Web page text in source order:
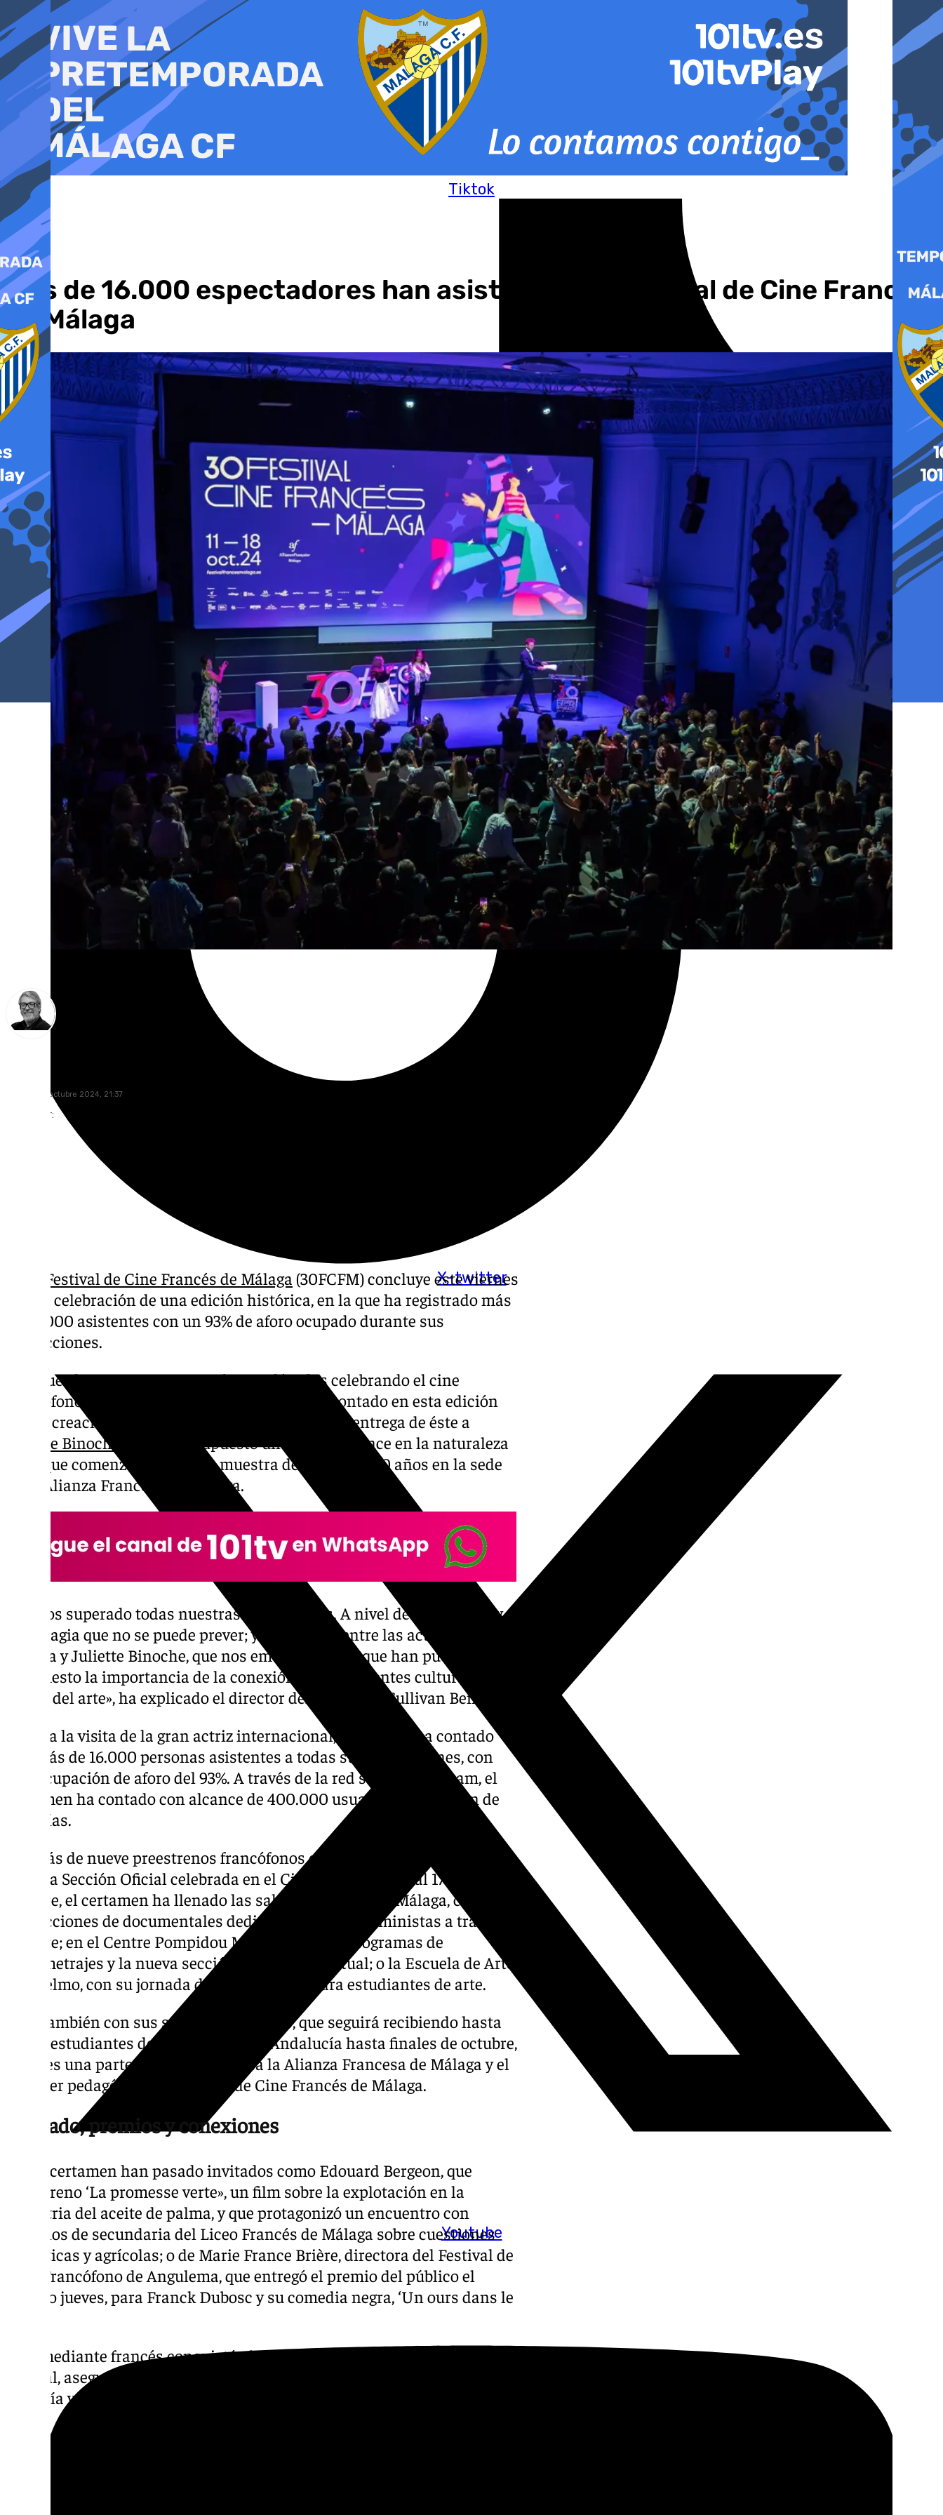
al
contenido
Tiktok
X-twitter
Youtube
Más de 16.000 espectadores han asistido al 30 Festival de Cine Francés
de Málaga
viernes, 18 octubre 2024, 21:37
Compartir:
Festival de Cine Francés de Málaga (30FCFM) concluye este viernes
tras la celebración de una edición histórica, en la que ha registrado más
de 16.000 asistentes con un 93% de aforo ocupado durante sus
proyecciones.
Y es que el certamen que cumple tres décadas celebrando el cine
francófono en la capital de la Costa del Sol ha contado en esta edición
con la creación del primer premio honorífico y la entrega de éste a
Juliette Binoche
, lo que ha supuesto un paso de avance en la naturaleza
de lo que comenzó siendo una muestra de cine hace 30 años en la sede
de la Alianza Francesa de Málaga.
«Hemos superado todas nuestras expectativas. A nivel de logística hay
una magia que no se puede prever; y se ha dado entre las actrices Ángela
Molina y Juliette Binoche, que nos emocionaron, y que han puesto de
manifiesto la importancia de la conexión entre diferentes culturas, a
través del arte», ha explicado el director del certamen, Sullivan Benetier.
Junto a la visita de la gran actriz internacional, el Festival ha contado
con más de 16.000 personas asistentes a todas sus proyecciones, con
una ocupación de aforo del 93%. A través de la red social Instagram, el
certamen ha contado con alcance de 400.000 usuarios en cuestión de
diez días.
Además de nueve preestrenos francófonos exclusivos en España de los
12 en la Sección Oficial celebrada en el Cine Albéniz del 11 al 17 de
octubre, el certamen ha llenado las salas del Ateneo de Málaga, con
proyecciones de documentales dedicados a luchas feministas a través
del arte; en el Centre Pompidou Málaga, con sus programas de
cortometrajes y la nueva sección de realidad virtual; o la Escuela de Arte
San Telmo, con su jornada de proyecciones para estudiantes de arte.
Pero también con sus sesiones escolares, que seguirá recibiendo hasta
8.000 estudiantes de todas partes de Andalucía hasta finales de octubre,
y que es una parte fundamental para la Alianza Francesa de Málaga y el
carácter pedagógico del Festival de Cine Francés de Málaga.
Invitado, premios y conexiones
Por el certamen han pasado invitados como Edouard Bergeon, que
preestreno ‘La promesse verte», un film sobre la explotación en la
industria del aceite de palma, y que protagonizó un encuentro con
alumnos de secundaria del Liceo Francés de Málaga sobre cuestiones
climáticas y agrícolas; o de Marie France Brière, directora del Festival de
Cine Francófono de Angulema, que entregó el premio del público el
pasado jueves, para Franck Dubosc y su comedia negra, ‘Un ours dans le
El comediante francés conquistó al público malagueño con su visita al
festival, asegurando su satisfacción por haber hecho «la película que le
gustaría ver como espectador» con su singular sentido del humor.
Igualmente, el ganador del Premio a la Mejor Película, entregado por el